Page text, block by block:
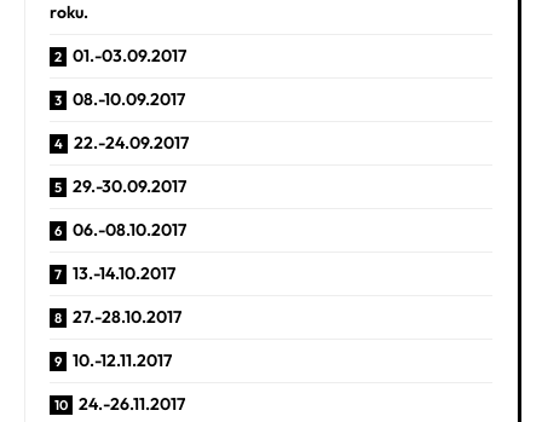
roku.
01.-03.09.2017
08.-10.09.2017
22.-24.09.2017
29.-30.09.2017
06.-08.10.2017
13.-14.10.2017
27.-28.10.2017
10.-12.11.2017
24.-26.11.2017